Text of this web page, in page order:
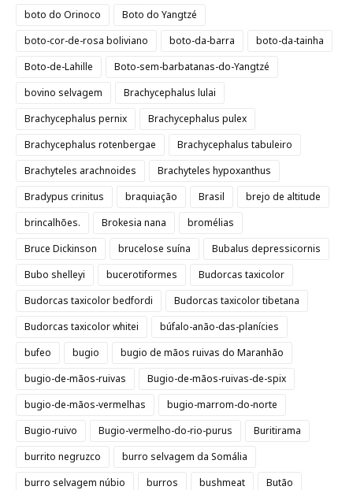
boto do Orinoco
Boto do Yangtzé
boto-cor-de-rosa boliviano
boto-da-barra
boto-da-tainha
Boto-de-Lahille
Boto-sem-barbatanas-do-Yangtzé
bovino selvagem
Brachycephalus lulai
Brachycephalus pernix
Brachycephalus pulex
Brachycephalus rotenbergae
Brachycephalus tabuleiro
Brachyteles arachnoides
Brachyteles hypoxanthus
Bradypus crinitus
braquiação Brasil
brejo de altitude
brincalhões.
Brokesia nana
bromélias
Bruce Dickinson
brucelose suína
Bubalus depressicornis
Bubo shelleyi
bucerotiformes
Budorcas taxicolor
Budorcas taxicolor bedfordi
Budorcas taxicolor tibetana
Budorcas taxicolor whitei
búfalo-anão-das-planícies
bufeo
bugio
bugio de mãos ruivas do Maranhão
bugio-de-mãos-ruivas
Bugio-de-mãos-ruivas-de-spix
bugio-de-mãos-vermelhas
bugio-marrom-do-norte
Bugio-ruivo
Bugio-vermelho-do-rio-purus
Buritirama
burrito negruzco
burro selvagem da Somália
burro selvagem núbio
burros bushmeat
Butão